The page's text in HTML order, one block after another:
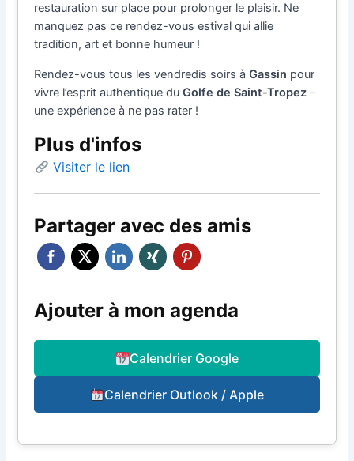
restauration sur place pour prolonger le plaisir. Ne
manquez pas ce rendez-vous estival qui allie
tradition, art et bonne humeur !
Rendez-vous tous les vendredis soirs àGassin pour
vivre l’esprit authentique duGolfe de Saint-Tropez –
une expérience à ne pas rater !
Plus d'infos
Visiter le lien
Partager avec des amis
Ajouter à mon agenda
Calendrier Google
Calendrier Outlook / Apple